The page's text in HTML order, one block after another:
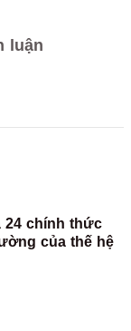
luận
24 chính thức
của thế hệ